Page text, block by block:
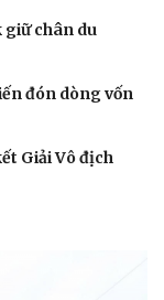
giữ chân du
đón dòng vốn
Giải Vô địch